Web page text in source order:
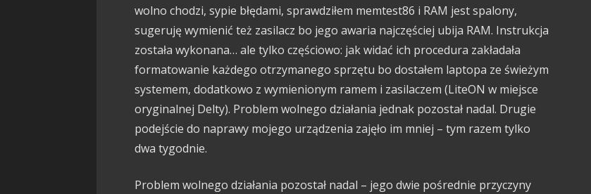
wolno chodzi, sypie błędami, sprawdziłem memtest86 i RAM jest spalony,
sugeruję wymienić też zasilacz bo jego awaria najczęściej ubija RAM. Instrukcja
została wykonana… ale tylko częściowo: jak widać ich procedura zakładała
formatowanie każdego otrzymanego sprzętu bo dostałem laptopa ze świeżym
systemem, dodatkowo z wymienionym ramem i zasilaczem (LiteON w miejsce
oryginalnej Delty). Problem wolnego działania jednak pozostał nadal. Drugie
podejście do naprawy mojego urządzenia zajęło im mniej – tym razem tylko
dwa tygodnie.
Problem wolnego działania pozostał nadal – jego dwie pośrednie przyczyny